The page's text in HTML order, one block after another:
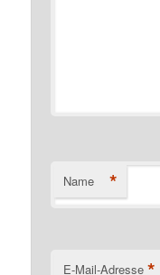
Name *
E-Mail-Adresse